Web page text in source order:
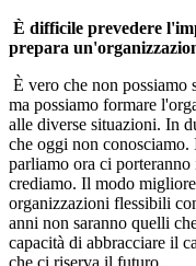
È difficile prevedere
prepara
È vero che non possiamo
ma possiamo formare
alle diverse situazioni. In
che oggi non conosciamo.
parliamo ora ci
crediamo. Il modo
organizzazioni flessibili
anni non saranno quelli
capacità di abbracciare il
che ci riserva il futuro.